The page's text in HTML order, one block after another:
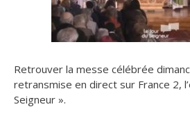
Retrouver la messe célébrée
retransmise en direct sur France 2,
Seigneur ».